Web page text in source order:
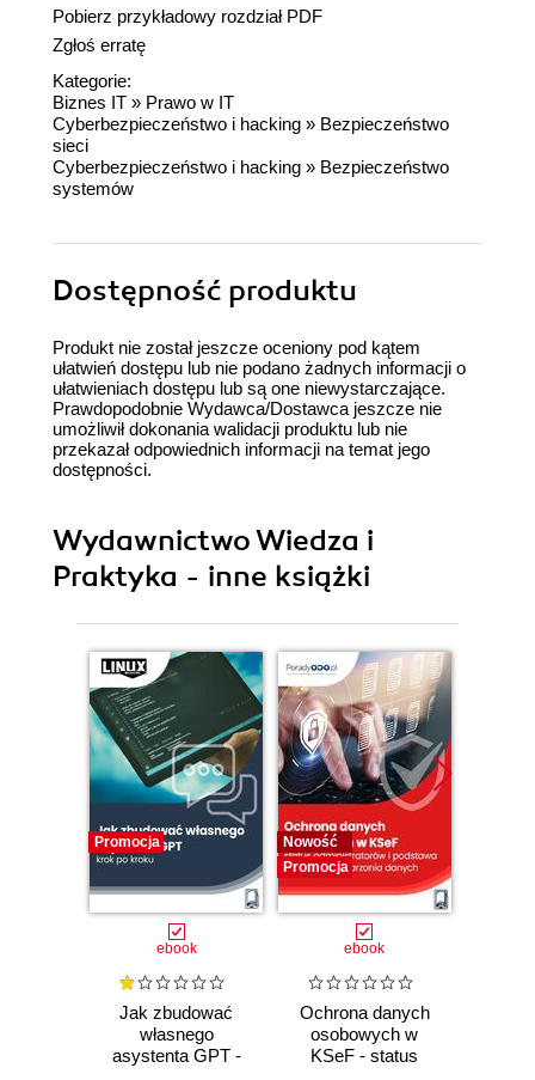
Pobierz przykładowy rozdział PDF
Zgłoś erratę
Kategorie:
Biznes IT » Prawo w IT
Cyberbezpieczeństwo i hacking » Bezpieczeństwo
sieci
Cyberbezpieczeństwo i hacking » Bezpieczeństwo
systemów
Dostępność produktu
Produkt nie został jeszcze oceniony pod kątem
ułatwień dostępu lub nie podano żadnych informacji o
ułatwieniach dostępu lub są one niewystarczające.
Prawdopodobnie Wydawca/Dostawca jeszcze nie
umożliwił dokonania walidacji produktu lub nie
przekazał odpowiednich informacji na temat jego
dostępności.
Wydawnictwo Wiedza i
Praktyka - inne książki
Promocja
ebook
Jak zbudować
własnego
asystenta GPT -
Nowość
Promocja
ebook
Ochrona danych
osobowych w
KSeF - status